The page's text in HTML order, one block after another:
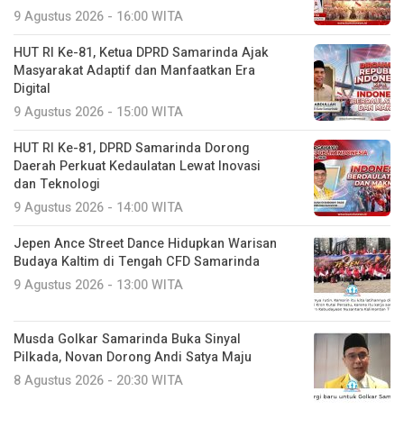
9 Agustus 2026 - 16:00 WITA
HUT RI Ke-81, Ketua DPRD Samarinda Ajak
Masyarakat Adaptif dan Manfaatkan Era
Digital
9 Agustus 2026 - 15:00 WITA
HUT RI Ke-81, DPRD Samarinda Dorong
Daerah Perkuat Kedaulatan Lewat Inovasi
dan Teknologi
9 Agustus 2026 - 14:00 WITA
Jepen Ance Street Dance Hidupkan Warisan
Budaya Kaltim di Tengah CFD Samarinda
9 Agustus 2026 - 13:00 WITA
Musda Golkar Samarinda Buka Sinyal
Pilkada, Novan Dorong Andi Satya Maju
8 Agustus 2026 - 20:30 WITA